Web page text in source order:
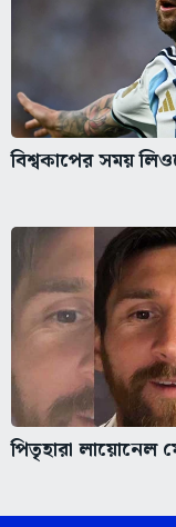
বিশ্বকাপের সময়
পিতৃহারা লায়োনেল